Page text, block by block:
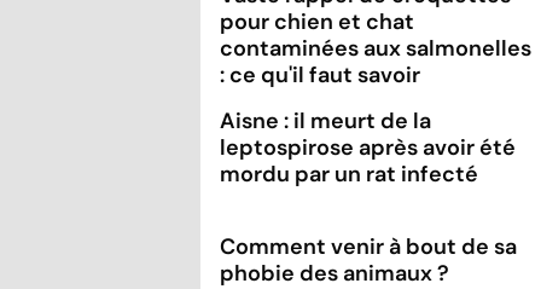
pour chien et chat
contaminées aux salmonelles
: ce qu'il faut savoir
Aisne : il meurt de la
leptospirose après avoir été
mordu par un rat infecté
Comment venir à bout de sa
phobie des animaux ?